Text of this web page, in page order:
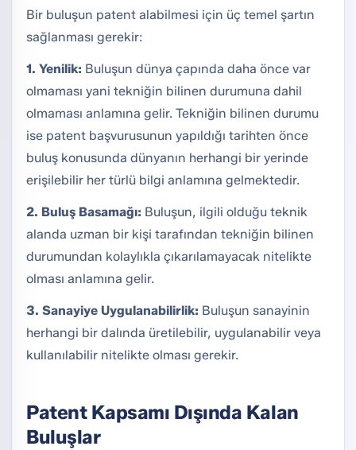
Bir buluşun patent alabilmesi için üç temel şartın
sağlanması gerekir:
1. Yenilik: Buluşun dünya çapında daha önce var
olmaması yani tekniğin bilinen durumuna dahil
olmaması anlamına gelir. Tekniğin bilinen durumu
ise patent başvurusunun yapıldığı tarihten önce
buluş konusunda dünyanın herhangi bir yerinde
erişilebilir her türlü bilgi anlamına gelmektedir.
2. Buluş Basamağı: Buluşun, ilgili olduğu teknik
alanda uzman bir kişi tarafından tekniğin bilinen
durumundan kolaylıkla çıkarılamayacak nitelikte
olması anlamına gelir.
3. Sanayiye Uygulanabilirlik: Buluşun sanayinin
herhangi bir dalında üretilebilir, uygulanabilir veya
kullanılabilir nitelikte olması gerekir.
Patent Kapsamı Dışında Kalan
Buluşlar